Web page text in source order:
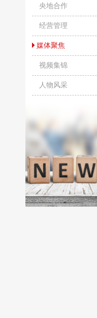
央地合作
经营管理
媒体聚焦
视频集锦
人物风采